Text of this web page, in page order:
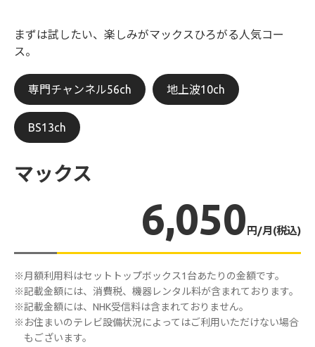
まずは試したい、楽しみがマックスひろがる人気コー
ス。
専門チャンネル56ch 地上波10ch
BS13ch
マックス
6,050 円/月(税込)
※月額利用料はセットトップボックス1台あたりの金額です。
※記載金額には、消費税、機器レンタル料が含まれております。
※記載金額には、NHK受信料は含まれておりません。
※お住まいのテレビ設備状況によってはご利用いただけない場合
もございます。